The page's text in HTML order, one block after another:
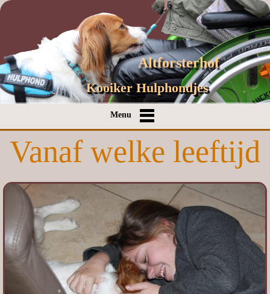
Altforsterhof
Kooiker Hulphondjes
Menu
Vanaf welke leeftijd